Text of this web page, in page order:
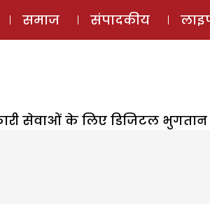
समाज संपादकीय
सेवाओं के लिए डिजिटल भुगतान